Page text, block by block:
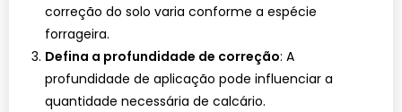
correção do solo varia conforme a espécie
forrageira.
Defina a profundidade de correção: A
profundidade de aplicação pode influenciar a
quantidade necessária de calcário.